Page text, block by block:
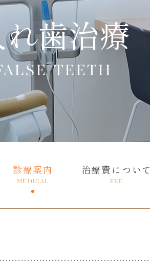
れ歯治療
TEETH
診療案内
MEDICAL
治療費について
FEE